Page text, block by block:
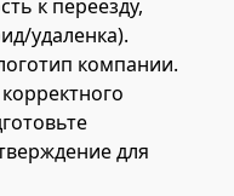
к переезду,
удаленка).
компании.
для